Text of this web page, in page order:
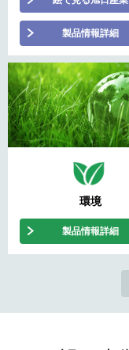
製品情報詳細
環境
製品情報詳細